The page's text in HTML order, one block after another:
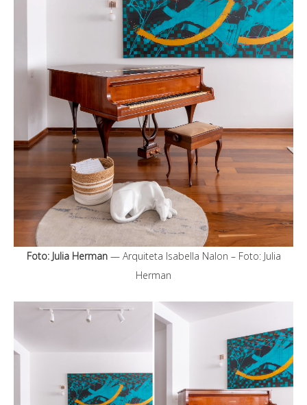
Foto: Julia Herman— Arquiteta Isabella Nalon – Foto: Julia
Herman